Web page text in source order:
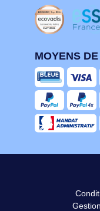
MOYENS